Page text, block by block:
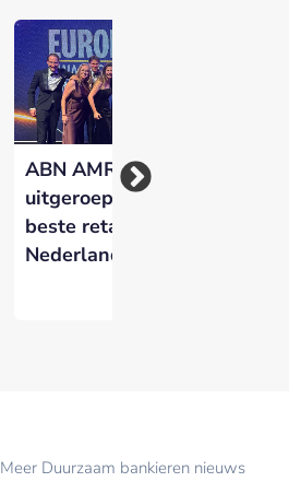
ABN AMRO
uitgeroepen tot
beste retailbank van
Nederland
Meer Duurzaam bankieren nieuws